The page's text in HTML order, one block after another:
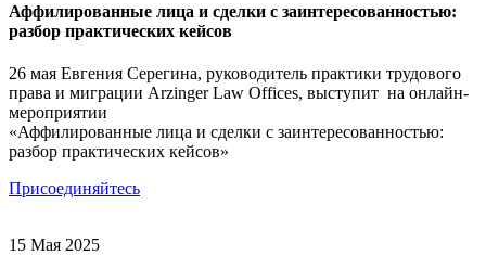
Аффилированные лица и сделки с заинтересованностью:
разбор практических кейсов
26 мая Евгения Серегина, руководитель практики трудового
права и миграции Arzinger Law Offices, выступит на онлайн-
мероприятии
«Аффилированные лица и сделки с заинтересованностью:
разбор практических кейсов»
Присоединяйтесь
15 Мая 2025